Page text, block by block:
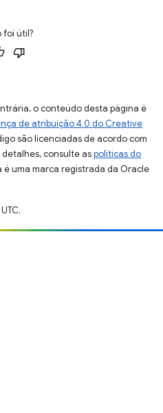
foi útil?
o conteúdo desta página é
de atribuição 4.0 do Creative
são licenciadas de acordo com
detalhes, consulte aspolíticas do
é uma marca registrada da Oracle